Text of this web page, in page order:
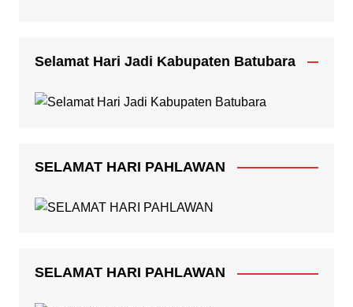
Selamat Hari Jadi Kabupaten Batubara
SELAMAT HARI PAHLAWAN
SELAMAT HARI PAHLAWAN